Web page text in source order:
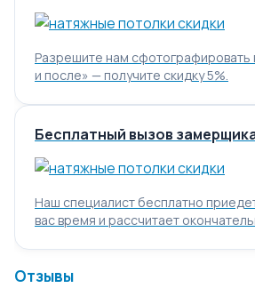
Разрешите нам сфотографировать
и после» — получите скидку 5%.
Бесплатный вызов
Наш специалист бесплатно
вас время и рассчитает
Отзывы